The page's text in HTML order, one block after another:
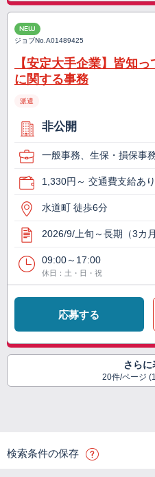
NEW
ジョブNo.A01489425
【安定大手企業】皆知
に関する事務
派遣
非公開
一般事務、生保・損保事
1,330円～ 交通費支給あり
水道町 徒歩6分
2026/9/上旬～長期（3カ月
09:00～17:00
休日：土・日・祝
応募する
さらに
20件/ページ
検索条件の保存